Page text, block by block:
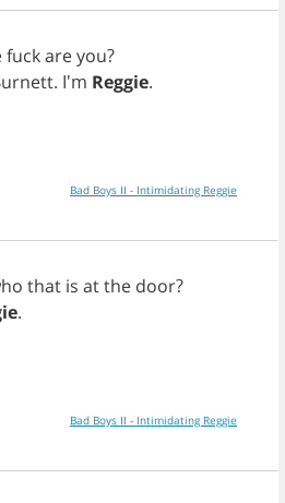
fuckareyou?
. I'm Reggie.
Bad Boys II - Intimidating Reggie
that is atthe door?
.
Bad Boys II - Intimidating Reggie